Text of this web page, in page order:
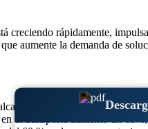
creciendo rápidamente,
aumente la demanda de
945,7 en 2033,
el transporte aumentó un